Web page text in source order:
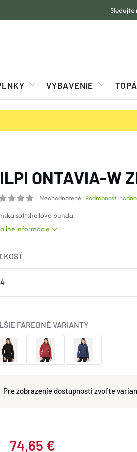
Sledujte
VYBAVENIE
ONTAVIA-W
Neohodnotené Podrobnosti
softshellová bunda.
informácie
zvoľte
FAREBNÉ VARIANTY
74,65 €